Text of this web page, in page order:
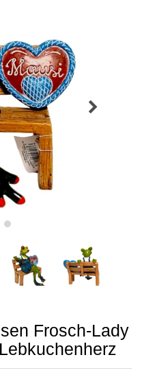
Frosch-Lady